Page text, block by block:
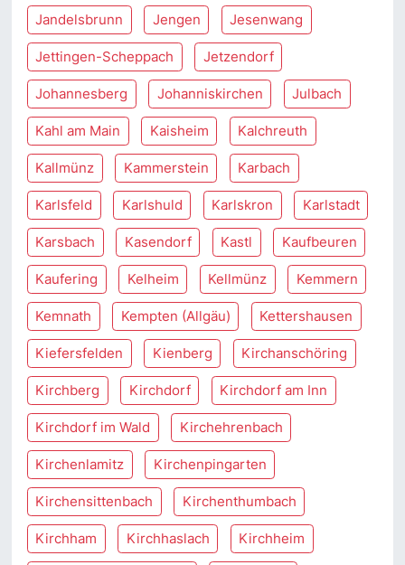
Jandelsbrunn Jengen Jesenwang
Jettingen-Scheppach Jetzendorf
Johannesberg Johanniskirchen Julbach
Kahl am Main Kaisheim Kalchreuth
Kallmünz Kammerstein Karbach
Karlsfeld Karlshuld Karlskron Karlstadt
Karsbach Kasendorf Kastl Kaufbeuren
Kaufering Kelheim Kellmünz Kemmern
Kemnath Kempten (Allgäu) Kettershausen
Kiefersfelden Kienberg Kirchanschöring
Kirchberg Kirchdorf Kirchdorf am Inn
Kirchdorf im Wald Kirchehrenbach
Kirchenlamitz Kirchenpingarten
Kirchensittenbach Kirchenthumbach
Kirchham Kirchhaslach Kirchheim